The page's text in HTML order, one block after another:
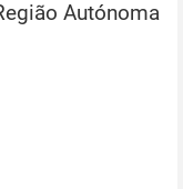
Autónoma